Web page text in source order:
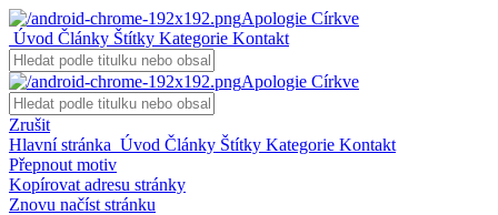
Apologie Církve
Úvod Články Štítky Kategorie Kontakt
Apologie Církve
Zrušit
Hlavní stránka Úvod Články Štítky Kategorie Kontakt
Přepnout motiv
Kopírovat adresu stránky
Znovu načíst stránku